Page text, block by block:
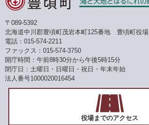
〒089-5392
北海道中川郡豊頃町茂岩本町125番地 豊頃町役場
電話：015-574-2211
ファックス：015-574-3750
開庁時間：午前8時30分から午後5時15分
閉庁日：土曜日・日曜日・祝日・年末年始
法人番号1000020016454
役場までのアクセス